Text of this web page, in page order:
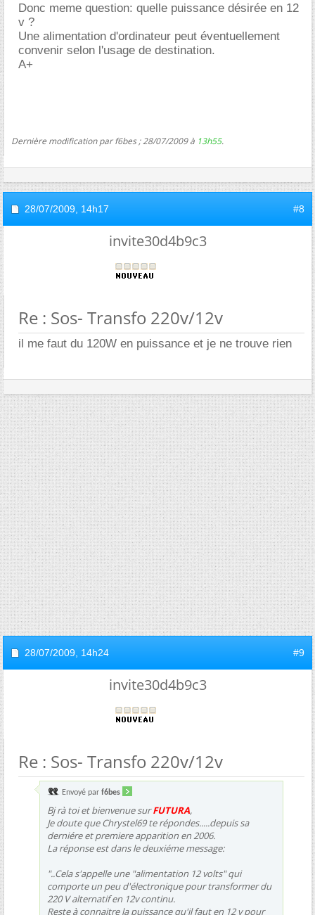
Donc meme question: quelle puissance désirée en 12
v ?
Une alimentation d'ordinateur peut éventuellement
convenir selon l'usage de destination.
A+
Dernière modification par f6bes ; 28/07/2009 à 13h55.
28/07/2009, 14h17 #8
invite30d4b9c3
Re : Sos- Transfo 220v/12v
il me faut du 120W en puissance et je ne trouve rien
28/07/2009, 14h24 #9
invite30d4b9c3
Re : Sos- Transfo 220v/12v
Envoyé par f6bes
Bj rà toi et bienvenue surFUTURA,
Je doute que Chrystel69 te répondes.....depuis sa
derniére et premiere apparition en 2006.
La réponse est dans le deuxiéme message:
"..Cela s'appelle une "alimentation 12 volts" qui
comporte un peu d'électronique pour transformer du
220 V alternatif en 12v continu.
Reste à connaitre la puissance qu'il faut en 12 v pour